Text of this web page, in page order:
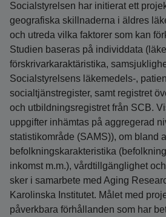
Socialstyrelsen har initierat ett
geografiska skillnaderna i äldres
och utreda vilka faktorer som kan
Studien baseras på individdata
förskrivarkaraktäristika,
Socialstyrelsens läkemedels-,
socialtjänstregister, samt registret
och utbildningsregistret från SCB.
uppgifter inhämtas på aggregerad
statistikområde (SAMS)), om bland
befolkningskarakteristika
inkomst m.m.), vårdtillgänglighet
sker i samarbete med Aging
Karolinska Institutet. Målet med
påverkbara förhållanden som har